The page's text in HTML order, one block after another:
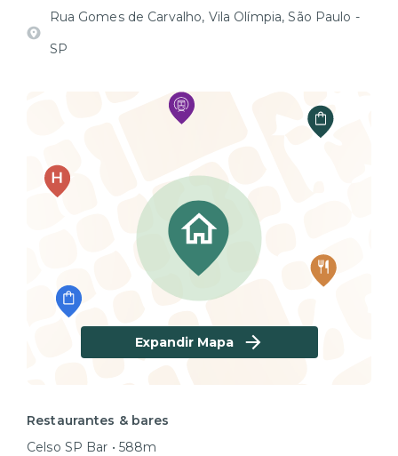
Rua Gomes de Carvalho, Vila Olímpia, São Paulo -
SP
Expandir Mapa
Restaurantes & bares
Celso SP Bar • 588m